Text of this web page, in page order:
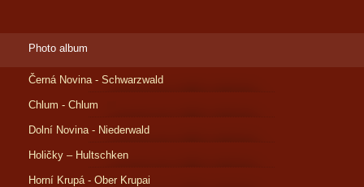
Photo album
Černá Novina - Schwarzwald
Chlum - Chlum
Dolní Novina - Niederwald
Holičky – Hultschken
Horní Krupá - Ober Krupai